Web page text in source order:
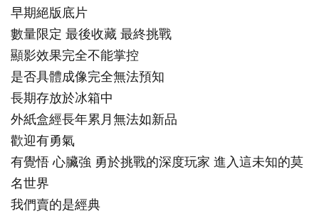
早期絕版底片
數量限定 最後收藏 最終挑戰
顯影效果完全不能掌控
是否具體成像完全無法預知
長期存放於冰箱中
外紙盒經長年累月無法如新品
歡迎有勇氣
有覺悟 心臟強 勇於挑戰的深度玩家 進入這未知的莫
名世界
我們賣的是經典